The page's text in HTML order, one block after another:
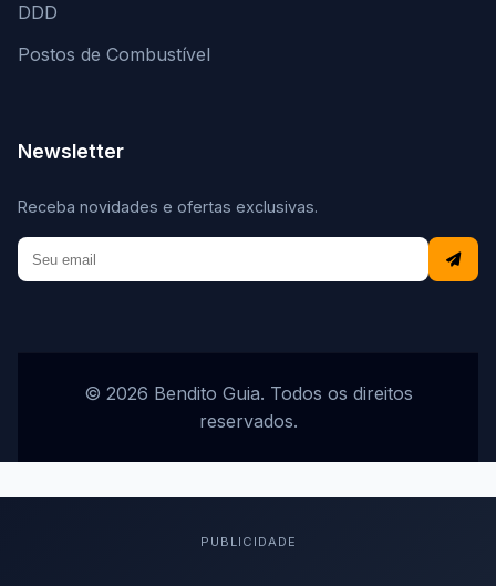
DDD
Postos de Combustível
Newsletter
Receba novidades e ofertas exclusivas.
© 2026 Bendito Guia. Todos os direitos
reservados.